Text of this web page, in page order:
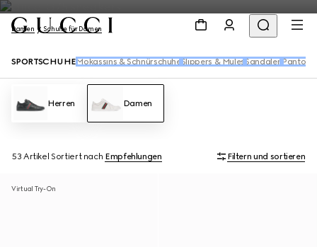
Damen Schuhe für Damen
SPORTSCHUHE Mokassins & Schnürschuhe Slippers & Mules Sandalen
Herren Damen
53 Artikel Sortiert nach Empfehlungen Filtern und sortieren
Virtual Try-On